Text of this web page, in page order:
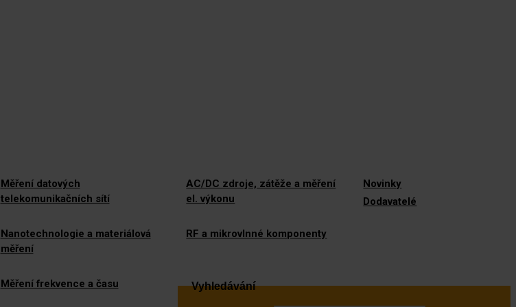
Měření datových
telekomunikačních sítí
AC/DC zdroje, zátěže a měření
el. výkonu
Nanotechnologie a materiálová
měření
RF a mikrovlnné komponenty
Měření frekvence a času
Novinky
Dodavatelé
Vyhledávání